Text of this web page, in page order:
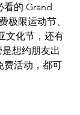
看的 Grand
极限运动节、
文化节，还有
想约朋友出
费活动，都可